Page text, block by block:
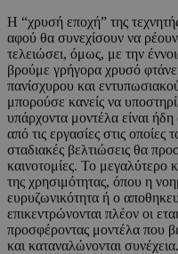
Η “χρυσή εποχή” της
αφού θα συνεχίσουν να
τελειώσει, όμως, με την
βρούμε γρήγορα χρυσό
πανίσχυρου και
μπορούσε κανείς να
υπάρχοντα μοντέλα είναι ήδη
από τις εργασίες στις οποίες
σταδιακές βελτιώσεις θα
καινοτομίες. Το μεγαλύτερο
της χρησιμότητας, όπου η
ευρυζωνικότητα ή ο
επικεντρώνονται πλέον οι
προσφέροντας μοντέλα που
και καταναλώνονται συνέχεια.